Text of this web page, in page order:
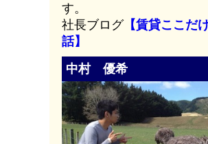
す。
社長ブログ【賃貸ここだ
話】
中村 優希